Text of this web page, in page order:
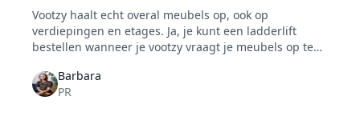
Vootzy haalt echt overal meubels op, ook op
verdiepingen en etages. Ja, je kunt een ladderlift
bestellen wanneer je vootzy vraagt je meubels op te
het is niet altijd nodig.
Barbara
PR